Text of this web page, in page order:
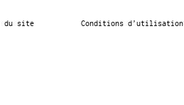
du site Conditions d’utilisation